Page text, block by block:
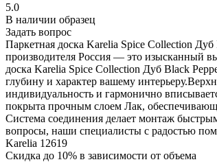
5.0
В наличии образец
Задать вопрос
Паркетная доска Karelia Spice Collection
производителя Россия — это изысканный
доска Karelia Spice Collection Дуб Black
глубину и характер вашему
индивидуальность и гармонично
покрыта прочным слоем Лак,
Система соединения делает монтаж
вопросы, наши специалисты с радостью
Karelia 12619
Скидка до 10% в зависимости от объема